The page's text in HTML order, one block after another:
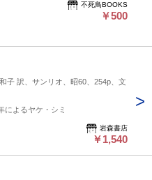
不死鳥BOOKS
￥500
訳、サンリオ、昭60、254p、文
よるヤケ・シミ
岩森書店
￥1,540